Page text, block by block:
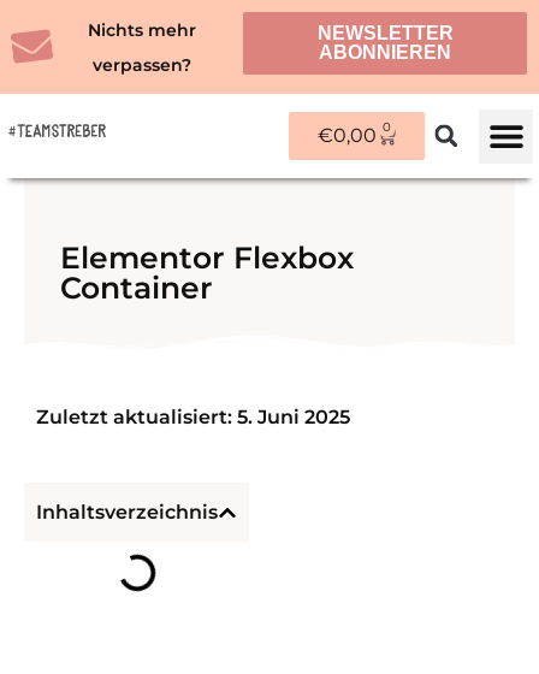
Inhalt
Nichts mehr
verpassen?
NEWSLETTER
ABONNIEREN
€0,00 0
WARENKORB
Elementor Flexbox
Container
Zuletzt aktualisiert: 5. Juni 2025
Inhaltsverzeichnis